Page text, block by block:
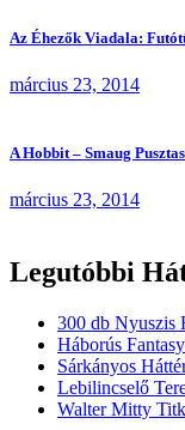
Az Éhezők Viadala:
március 23, 2014
A Hobbit – Smaug
március 23, 2014
Legutóbbi
300 db Nyuszis
Háborús
Sárkányos
Lebilincselő
Walter Mitty